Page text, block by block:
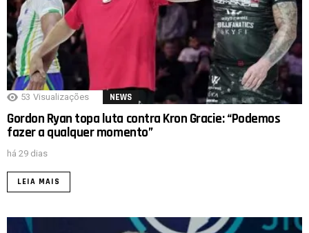
53 Visualizações NEWS
Gordon Ryan topa luta contra Kron Gracie: “Podemos
fazer a qualquer momento”
há 29 dias
LEIA MAIS